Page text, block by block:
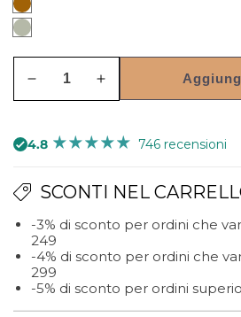
marmo
Miele
Giada
Diminuisci
Vassoio
Margherite
Aumenta
Vassoio
Margherite
4.8 746 recensioni
SCONTI NEL
-3% di sconto per ordini che
249
-4% di sconto per ordini che
299
-5% di sconto per ordini